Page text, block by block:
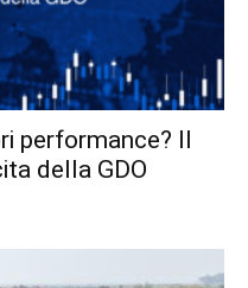
performance? Il
della GDO